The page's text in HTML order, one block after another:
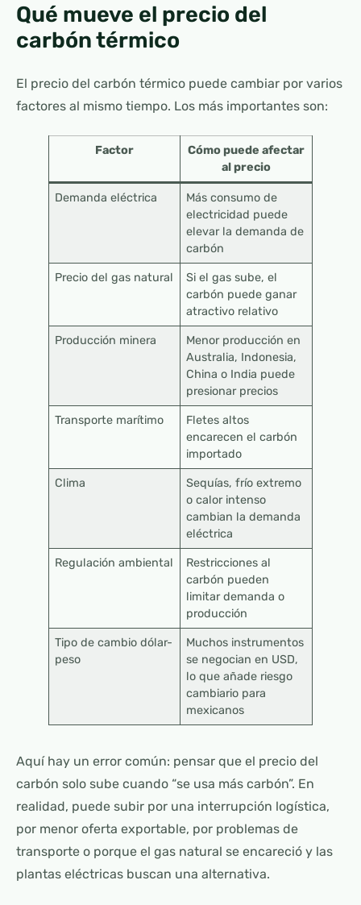
Qué mueve el precio del
carbón térmico
El precio del carbón térmico puede cambiar por varios
factores al mismo tiempo. Los más importantes son:
Factor
Cómo puede afectar
al precio
Demanda eléctrica
Más consumo de
electricidad puede
elevar la demanda de
carbón
Precio del gas natural
Si el gas sube, el
carbón puede ganar
atractivo relativo
Producción minera
Menor producción en
Australia, Indonesia,
China o India puede
presionar precios
Transporte marítimo
Fletes altos
encarecen el carbón
importado
Clima
Sequías, frío extremo
o calor intenso
cambian la demanda
eléctrica
Regulación ambiental
Restricciones al
carbón pueden
limitar demanda o
producción
Tipo de cambio dólar-
peso
Muchos instrumentos
se negocian en USD,
lo que añade riesgo
cambiario para
mexicanos
Aquí hay un error común: pensar que el precio del
carbón solo sube cuando “se usa más carbón”. En
realidad, puede subir por una interrupción logística,
por menor oferta exportable, por problemas de
transporte o porque el gas natural se encareció y las
plantas eléctricas buscan una alternativa.